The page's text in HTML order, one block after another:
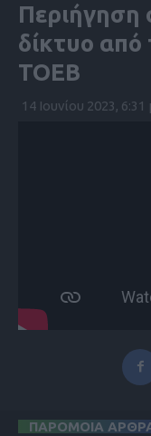
Περιήγηση
δίκτυο από
ΤΟΕΒ
14 Ιουνίου 2023, 6:31
ΠΑΡΟΜΟΙΑ